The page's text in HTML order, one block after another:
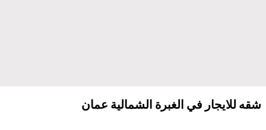
شقه للايجار في الغبرة الشمالية عمان